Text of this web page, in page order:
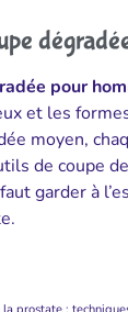
pour
et les formes
moyen,
de coupe
garder à